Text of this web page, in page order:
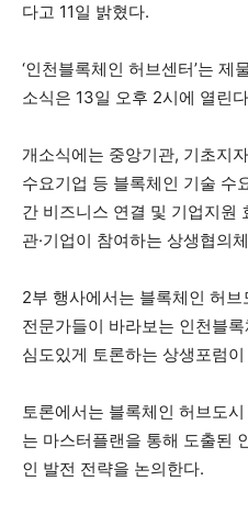
다고 11일 밝혔다.
‘인천블록체인 허브센터’는
소식은 13일 오후 2시에 열린
개소식에는 중앙기관, 기초지
수요기업 등 블록체인 기술 수
간 비즈니스 연결 및 기업지원
관·기업이 참여하는 상생협의
2부 행사에서는 블록체인 허
전문가들이 바라보는 인천블
심도있게 토론하는 상생포럼
토론에서는 블록체인 허브도
는 마스터플랜을 통해 도출된
인 발전 전략을 논의한다.